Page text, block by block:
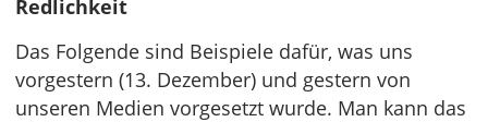
Redlichkeit
Das Folgende sind Beispiele dafür, was uns
vorgestern (13. Dezember) und gestern von
unseren Medien vorgesetzt wurde. Man kann das